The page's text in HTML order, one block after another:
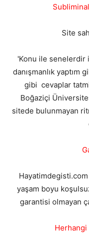
Site
'Konu ile senelerdir
danışmanlık yaptım
gibi cevaplar
Boğaziçi
sitede bulunmayan
yaşam boyu
garantisi olmayan
Herhangi